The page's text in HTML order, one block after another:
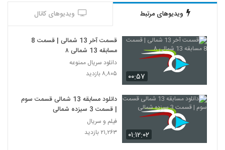
ویدیوهای مرتبط ویدیوهای کانال
۰۰:۵۷
قسمت آخر 13 شمالی | قسمت 8
مسابقه 13 شمالی ۸
دانلود سریال ممنوعه
۸,۸۰۵ بازدید
۰۱:۱۲:۰۲
دانلود مسابقه 13 شمالی قسمت سوم
| قسمت 3 سیزده شمالی
فیلم و سریال
۲۱,۲۶۳ بازدید